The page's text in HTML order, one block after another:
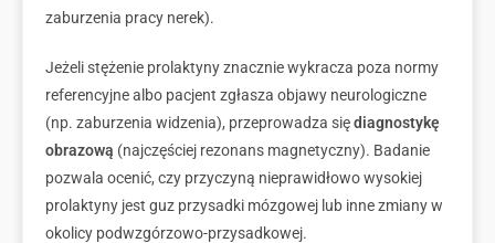
zaburzenia pracy nerek).
Jeżeli stężenie prolaktyny znacznie wykracza poza normy
referencyjne albo pacjent zgłasza objawy neurologiczne
(np. zaburzenia widzenia), przeprowadza siędiagnostykę
obrazową (najczęściej rezonans magnetyczny). Badanie
pozwala ocenić, czy przyczyną nieprawidłowo wysokiej
prolaktyny jest guz przysadki mózgowej lub inne zmiany w
okolicy podwzgórzowo-przysadkowej.